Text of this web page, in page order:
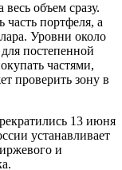
объем сразу.
часть портфеля, а
Уровни около
постепенной
частями,
проверить зону в
13 июня
устанавливает
и